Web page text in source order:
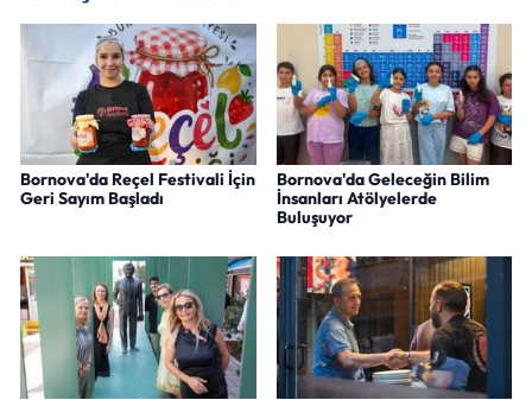
Bornova'da Reçel Festivali İçin
Geri Sayım Başladı
Bornova'da Geleceğin Bilim
İnsanları Atölyelerde
Buluşuyor